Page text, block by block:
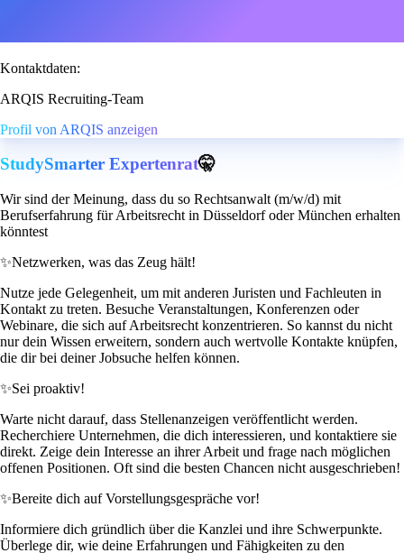
Kontaktdaten:
ARQIS Recruiting-Team
Profil von ARQIS anzeigen
StudySmarter Expertenrat🤫
Wir sind der Meinung, dass du so Rechtsanwalt (m/w/d) mit
Berufserfahrung für Arbeitsrecht in Düsseldorf oder München erhalten
könntest
✨Netzwerken, was das Zeug hält!
Nutze jede Gelegenheit, um mit anderen Juristen und Fachleuten in
Kontakt zu treten. Besuche Veranstaltungen, Konferenzen oder
Webinare, die sich auf Arbeitsrecht konzentrieren. So kannst du nicht
nur dein Wissen erweitern, sondern auch wertvolle Kontakte knüpfen,
die dir bei deiner Jobsuche helfen können.
✨Sei proaktiv!
Warte nicht darauf, dass Stellenanzeigen veröffentlicht werden.
Recherchiere Unternehmen, die dich interessieren, und kontaktiere sie
direkt. Zeige dein Interesse an ihrer Arbeit und frage nach möglichen
offenen Positionen. Oft sind die besten Chancen nicht ausgeschrieben!
✨Bereite dich auf Vorstellungsgespräche vor!
Informiere dich gründlich über die Kanzlei und ihre Schwerpunkte.
Überlege dir, wie deine Erfahrungen und Fähigkeiten zu den